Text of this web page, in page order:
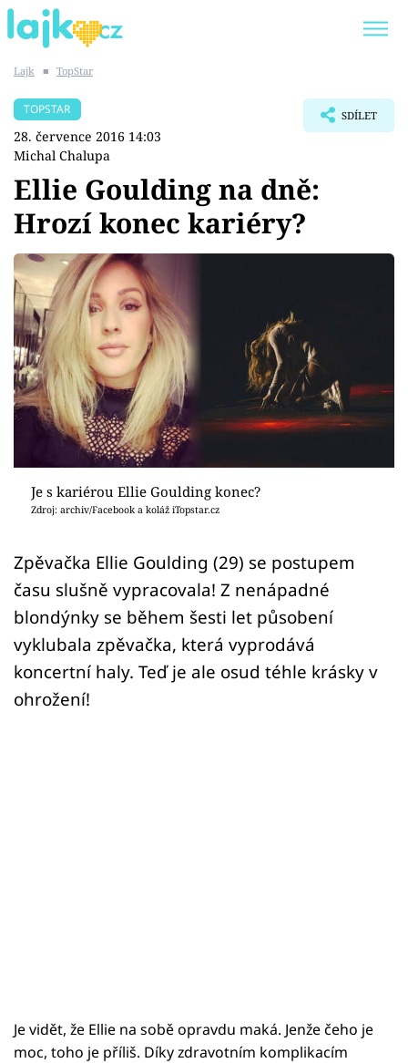
SHOPAHOLICADEL
Témata
Showbyznys
Youtubeři
Virály
Sex a vztahy
Sledujte prima+
Přihlášení
Sledujte nás
Lajk ■ TopStar
TOPSTAR
28. července 2016 14:03
Michal Chalupa
SDÍLET
Ellie Goulding na dně:
Hrozí konec kariéry?
Je s kariérou Ellie Goulding konec?
Zdroj: archiv/Facebook a koláž iTopstar.cz
Zpěvačka Ellie Goulding (29) se postupem
času slušně vypracovala! Z nenápadné
blondýnky se během šesti let působení
vyklubala zpěvačka, která vyprodává
koncertní haly. Teď je ale osud téhle krásky v
ohrožení!
Je vidět, že Ellie na sobě opravdu maká. Jenže čeho je
moc, toho je příliš. Díky zdravotním komplikacím